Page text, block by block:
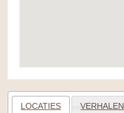
LOCATIES VERHALEN